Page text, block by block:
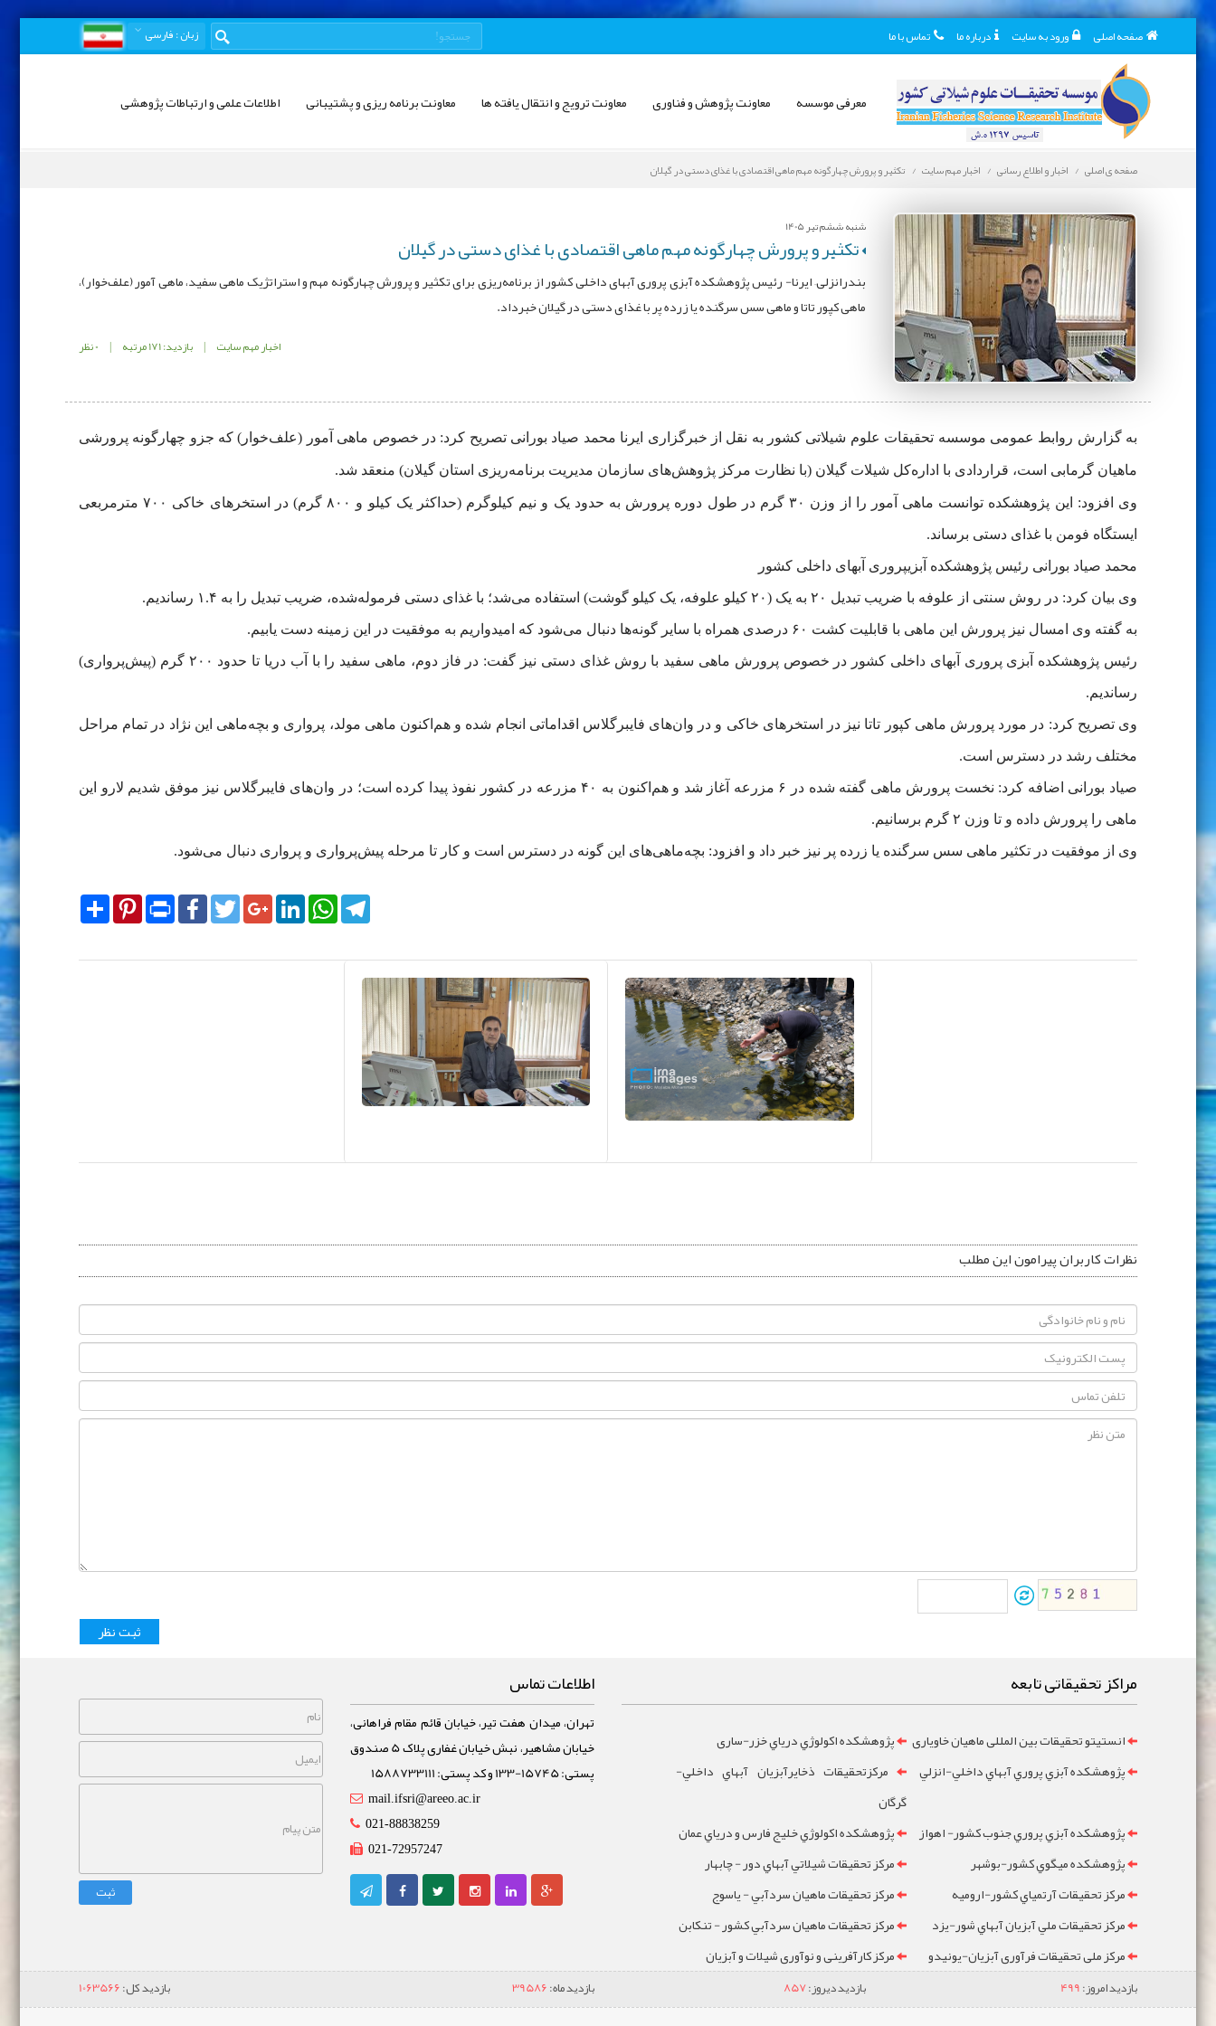
صفحه اصلی ورود به سایت درباره ما تماس با ما زبان: فارسی
معرفی موسسه معاونت پژوهش و فناوری معاونت ترویج و انتقال یافته ها معاونت برنامه ریزی و پشتیبانی اطلاعات علمی و ارتباطات پژوهشی
صفحه ی اصلی اخبار و اطلاع رسانی اخبار مهم سایت تکثیر و پرورش چهارگونه مهم ماهی اقتصادی با غذای دستی در گیلان
شنبه ششم تیر 1405
تکثیر و پرورش چهارگونه مهم ماهی اقتصادی با غذای دستی در گیلان
بندرانزلی– ایرنا- رئیس پژوهشکده آبزی پروری آبهای داخلی کشور از برنامه‌ریزی برای تکثیر و پرورش چهارگونه مهم و استراتژیک ماهی سفید، ماهی آمور (علف‌خوار)،
ماهی کپور تاتا و ماهی سس سرگنده یا زرده پر با غذای دستی در گیلان خبرداد.
اخبار مهم سایت | بازدید: 171 مرتبه | 0 نظر
به گزارش روابط عمومی موسسه تحقیقات علوم شیلاتی کشور به نقل از خبرگزاری ایرنا محمد صیاد بورانی تصریح کرد: در خصوص ماهی آمور (علف‌خوار) که جزو چهارگونه پرورشی
ماهیان گرمابی است، قراردادی با اداره‌کل شیلات گیلان (با نظارت مرکز پژوهش‌های سازمان مدیریت برنامه‌ریزی استان گیلان) منعقد شد.
وی افزود: این پژوهشکده توانست ماهی آمور را از وزن ۳۰ گرم در طول دوره پرورش به حدود یک و نیم کیلوگرم (حداکثر یک کیلو و ۸۰۰ گرم) در استخرهای خاکی ۷۰۰ مترمربعی
ایستگاه فومن با غذای دستی برساند.
محمد صیاد بورانی رئیس پژوهشکده آبزیپروری آبهای داخلی کشور
وی بیان کرد: در روش سنتی از علوفه با ضریب تبدیل ۲۰ به یک (۲۰ کیلو علوفه، یک کیلو گوشت) استفاده می‌شد؛ با غذای دستی فرموله‌شده، ضریب تبدیل را به ۱.۴ رساندیم.
به گفته وی امسال نیز پرورش این ماهی با قابلیت کشت ۶۰ درصدی همراه با سایر گونه‌ها دنبال می‌شود که امیدواریم به موفقیت در این زمینه دست یابیم.
رئیس پژوهشکده آبزی پروری آبهای داخلی کشور در خصوص پرورش ماهی سفید با روش غذای دستی نیز گفت: در فاز دوم، ماهی سفید را با آب دریا تا حدود ۲۰۰ گرم (پیش‌پرواری)
رساندیم.
وی تصریح کرد: در مورد پرورش ماهی کپور تاتا نیز در استخرهای خاکی و در وان‌های فایبرگلاس اقداماتی انجام شده و هم‌اکنون ماهی مولد، پرواری و بچه‌ماهی این نژاد در تمام مراحل
مختلف رشد در دسترس است.
صیاد بورانی اضافه کرد: نخست پرورش ماهی گفته شده در ۶ مزرعه آغاز شد و هم‌اکنون به ۴۰ مزرعه در کشور نفوذ پیدا کرده است؛ در وان‌های فایبرگلاس نیز موفق شدیم لارو این
ماهی را پرورش داده و تا وزن ۲ گرم برسانیم.
وی از موفقیت در تکثیر ماهی سس سرگنده یا زرده پر نیز خبر داد و افزود: بچه‌ماهی‌های این گونه در دسترس است و کار تا مرحله پیش‌پرواری و پرواری دنبال می‌شود.
SharePinterest Print
FacebookTwitterGoogle+LinkedInWhatsAppTelegram
نظرات کاربران پیرامون این مطلب
مراکز تحقیقاتی تابعه
انستیتو تحقیقات بین المللی ماهیان خاویاری
پژوهشکده اکولوژي درياي خزر-ساری
پژوهشکده آبزي پروري آبهاي داخلي-انزلي
مرکزتحقيقات ذخايرآبزيان آبهاي داخلي-
گرگان
پژوهشکده آبزي پروري جنوب کشور- اهواز
پژوهشکده اکولوژي خليج فارس و درياي عمان
پژوهشکده ميگوي کشور-بوشهر
مرکز تحقيقات شيلاتي آبهاي دور - چابهار
مرکز تحقيقات آرتمياي کشور-ارومیه
مرکز تحقيقات ماهيان سردآبي - ياسوج
مرکز تحقيقات ملي آبزيان آبهاي شور-یزد
مرکز تحقيقات ماهيان سردآبي کشور - تنکابن
مرکز ملی تحقیقات فرآوری آبزیان-یونیدو
مرکز کارآفرینی و نوآوری شیلات و آبزیان
اطلاعات تماس
تهران، میدان هفت تیر، خیابان قائم مقام فراهانی،
خیابان مشاهیر، نبش خیابان غفاری پلاک 5 صندوق
پستی: 15745-133 و کد پستی: 1588733111
mail.ifsri@areeo.ac.ir
021-88838259
021-72957247
ثبت
بازدید امروز:499 بازدید دیروز:857 بازدید ماه:39586 بازدید کل:1063566